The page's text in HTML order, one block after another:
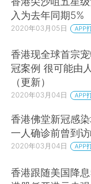
入为去年同期5%
2020年03月05日 APP
香港现全球首宗
冠案例 很可能由
（更新）
2020年03月04日 APP
香港佛堂新冠感
一人确诊前曾到
2020年03月04日 APP
香港跟随美国降